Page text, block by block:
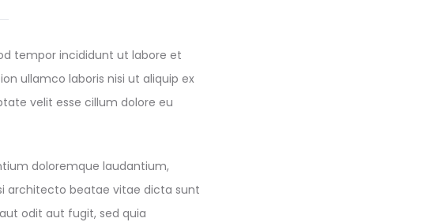
tempor incididunt ut labore et
ullamco laboris nisi ut aliquip ex
velit esse cillum dolore eu
doloremque laudantium,
architecto beatae vitae dicta sunt
odit aut fugit, sed quia